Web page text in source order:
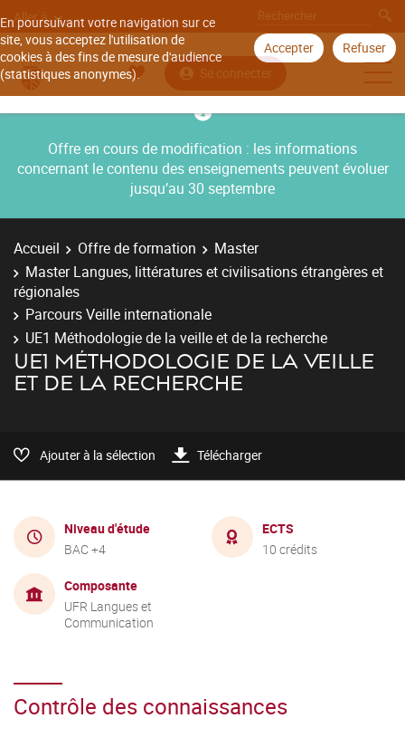
En poursuivant votre navigation sur ce
site, vous acceptez l'utilisation de
cookies à des fins de mesure d'audience
(statistiques anonymes).
Accepter Refuser
Aller à
Se connecter
Offre en cours de modification : les informations
concernant le contenu des enseignements peuvent évoluer
jusqu’au 30 septembre
Accueil Offre de formation
Master
Master Langues, littératures et civilisations étrangères et
régionales
Parcours Veille internationale
UE1 Méthodologie de la veille et de la recherche
UE1 MÉTHODOLOGIE DE LA VEILLE
ET DE LA RECHERCHE
Ajouter à la sélection Télécharger
Niveau d'étude
BAC +4
ECTS
10 crédits
Composante
UFR Langues et
Communication
Contrôle des connaissances